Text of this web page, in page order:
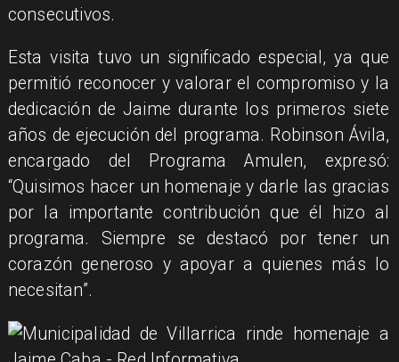
consecutivos.
Esta visita tuvo un significado especial, ya que
permitió reconocer y valorar el compromiso y la
dedicación de Jaime durante los primeros siete
años de ejecución del programa. Robinson Ávila,
encargado del Programa Amulen, expresó:
“Quisimos hacer un homenaje y darle las gracias
por la importante contribución que él hizo al
programa. Siempre se destacó por tener un
corazón generoso y apoyar a quienes más lo
necesitan”.